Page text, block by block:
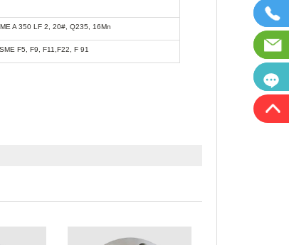
A 350 LF 2, 20#, Q235, 16Mn
F5, F9, F11,F22, F 91